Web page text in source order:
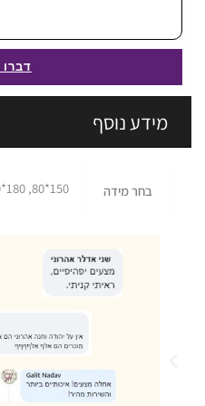
דברו
מידע נוסף
בחר מידה 150*80, 180*120, 230*160, 300*200